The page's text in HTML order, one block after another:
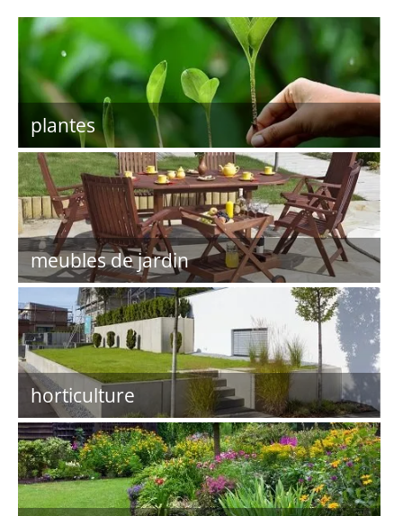
plantes
meubles de jardin
horticulture